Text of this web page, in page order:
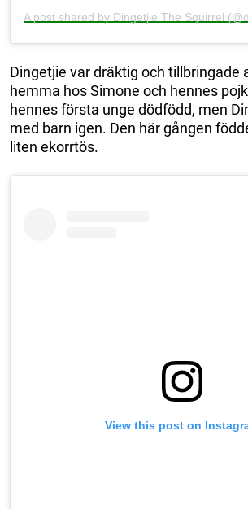
Dingetjie var dräktig och tillbringade
hemma hos Simone och hennes
hennes första unge dödfödd, men
med barn igen. Den här gången
liten ekorrtös.
View this post on